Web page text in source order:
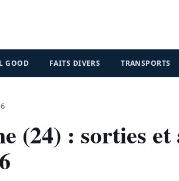
GOOD FAITS DIVERS TRANSPORTS
(24) : sorties